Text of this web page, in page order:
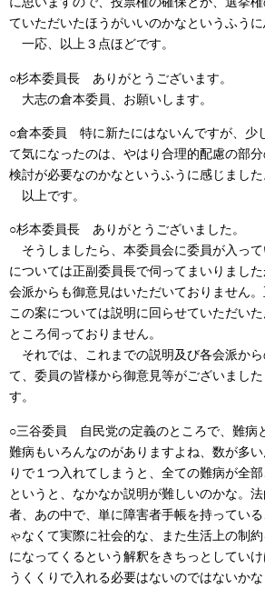
ていただいたほうがいいのかなというふうに
一応、以上３点ほどです。
○杉本委員長 ありがとうございます。
大志の倉本委員、お願いします。
○倉本委員 特に新たにはないんですが、少
て気になったのは、やはり合理的配慮の部
検討が必要なのかなというふうに感じました
以上です。
○杉本委員長 ありがとうございました。
そうしましたら、本委員会に委員が入っ
については正副委員長で伺ってまいりまし
会派からも御意見はいただいておりません
この案については説明に回らせていただい
ところ伺っておりません。
それでは、これまでの説明及び各会派から
て、委員の皆様から御意見等がございまし
す。
○三谷委員 自民党の定義のところで、難病
難病もいろんなのがありますよね、数が多
りで１つ入れてしまうと、全ての難病が全
というと、なかなか説明が難しいのかな。
者、あの中で、単に障害者手帳を持ってい
ゃなくて実際に社会的な、また生活上の制
になってくるという解釈をきちっとしてい
うくくりで入れる必要はないのではないかな